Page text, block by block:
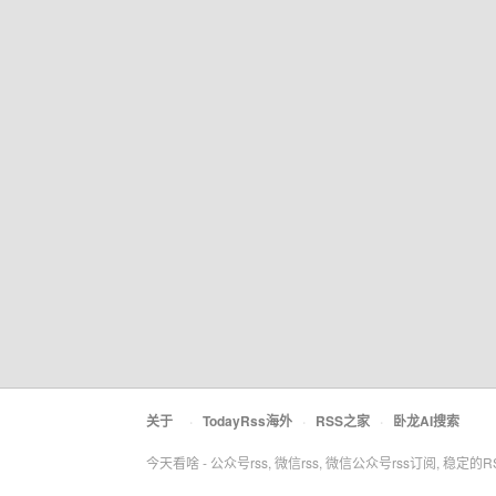
关于 · TodayRss海外 · RSS之家 · 卧龙AI搜索
今天看啥 - 公众号rss, 微信rss, 微信公众号rss订阅, 稳定的